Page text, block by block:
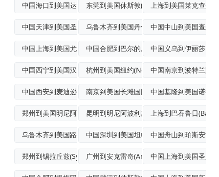
中国海口到美国达拉斯拼货空运东莞到美国休斯敦(Houston)标准空
上海到美国莱克查尔
中国天津到美国圣路易斯(St.Louis乌鲁木齐到美国丹佛(Denver)标准空
中国中山到美国查尔
中国上海到美国尤金门到门空运中国合肥到巴尔的摩普货空运中国义乌到伊丽莎白
中国西宁到美国汉普顿普货空运杭州到美国纽约(NewYork)加急空运
中国南京到波特兰跨
中国西安到麦迪逊(Madison)空运南京到美国长滩国际海空联运中国基隆到美国诺福
郑州到美国明尼阿波利斯(Minneapo昆明到明尼阿波利斯(Minneapoli
上海到巴吞鲁日
乌鲁木齐到美国路易斯维尔拼货空运中国深圳到美国坦帕国际海空联运
中国舟山到珀斯安博
郑州到锡拉丘兹(Syracuse)门到门广州到安克雷奇(Anchorage)航空
中国上海到美国圣路